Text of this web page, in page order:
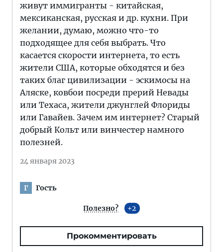
живут иммигранты - китайская,
мексиканская, русская и др. кухни. При
желании, думаю, можно что-то
подходящее для себя выбрать. Что
касается скорости интернета, то есть
жители США, которые обходятся и без
таких благ цивилизации - эскимосы на
Аляске, ковбои посреди прерий Невады
или Техаса, жители джунглей Флориды
или Гавайев. Зачем им интернет? Старый
добрый Кольт или винчестер намного
полезней.
24 января 2023
Г Гость
Полезно? 2
Прокомментировать